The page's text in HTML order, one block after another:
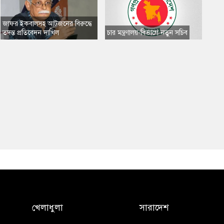
​জাফর ইকবালসহ আটজনের বিরুদ্ধে
তদন্ত প্রতিবেদন দাখিল
​চার মন্ত্রণালয়-বিভাগে নতুন সচিব
খেলাধুলা সারাদেশ